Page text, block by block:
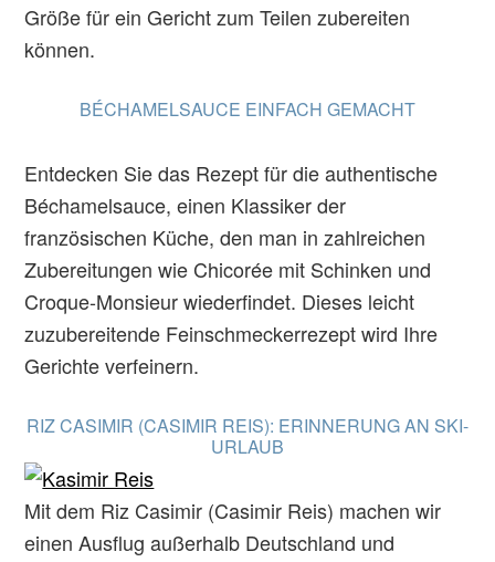
Größe für ein Gericht zum Teilen zubereiten
können.
BÉCHAMELSAUCE EINFACH GEMACHT
Entdecken Sie das Rezept für die authentische
Béchamelsauce, einen Klassiker der
französischen Küche, den man in zahlreichen
Zubereitungen wie Chicorée mit Schinken und
Croque-Monsieur wiederfindet. Dieses leicht
zuzubereitende Feinschmeckerrezept wird Ihre
Gerichte verfeinern.
RIZ CASIMIR (CASIMIR REIS): ERINNERUNG AN SKI-
URLAUB
Mit dem Riz Casimir (Casimir Reis) machen wir
einen Ausflug außerhalb Deutschland und